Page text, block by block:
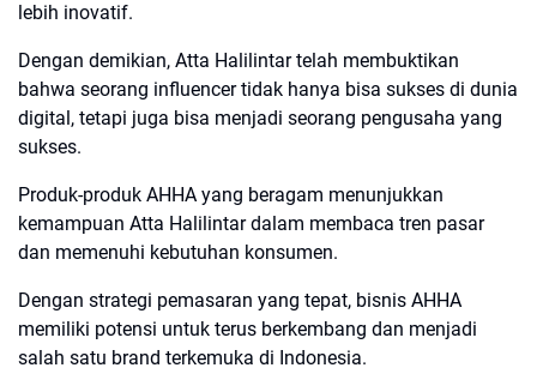
lebih inovatif.
Dengan demikian, Atta Halilintar telah membuktikan
bahwa seorang influencer tidak hanya bisa sukses di dunia
digital, tetapi juga bisa menjadi seorang pengusaha yang
sukses.
Produk-produk AHHA yang beragam menunjukkan
kemampuan Atta Halilintar dalam membaca tren pasar
dan memenuhi kebutuhan konsumen.
Dengan strategi pemasaran yang tepat, bisnis AHHA
memiliki potensi untuk terus berkembang dan menjadi
salah satu brand terkemuka di Indonesia.